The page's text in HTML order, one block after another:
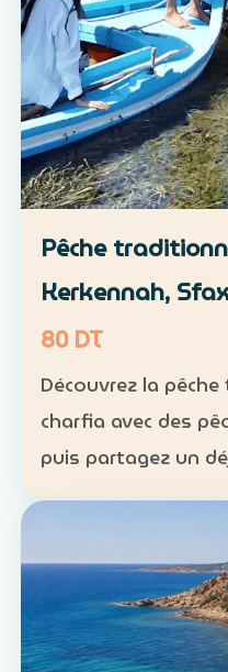
Pêche
Kerkennah, Sfax
80 DT
Découvrez la
charfia avec des
puis partagez un
poisson. Expérience : sortie en mer et
découverte d’une
ancestrale